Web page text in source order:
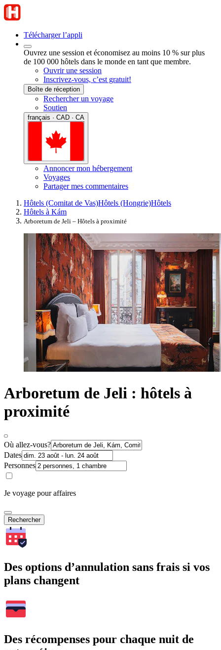
Télécharger l’appli
Ouvrez une session et économisez au moins 10 % sur plus
de 100 000 hôtels dans le monde en tant que membre.
Ouvrir une session
Inscrivez-vous, c’est gratuit!
Boîte de réception
Rechercher un voyage
Soutien
français · CAD · CA
Annoncer mon hébergement
Voyages
Partager mes commentaires
Hôtels (Comitat de Vas)Hôtels (Hongrie)Hôtels
Hôtels à Kám
Arboretum de Jeli – Hôtels à proximité
Arboretum de Jeli : hôtels à
proximité
Où allez-vous?
Dates
Personnes
Je voyage pour affaires
Rechercher
Des options d’annulation sans frais si vos
plans changent
Des récompenses pour chaque nuit de